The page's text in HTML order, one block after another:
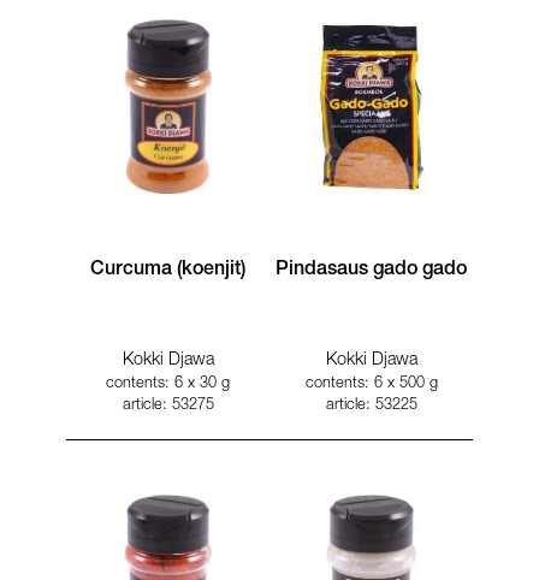
Curcuma (koenjit)
Kokki Djawa
contents: 6 x 30 g
article: 53275
Pindasaus gado gado
Kokki Djawa
contents: 6 x 500 g
article: 53225